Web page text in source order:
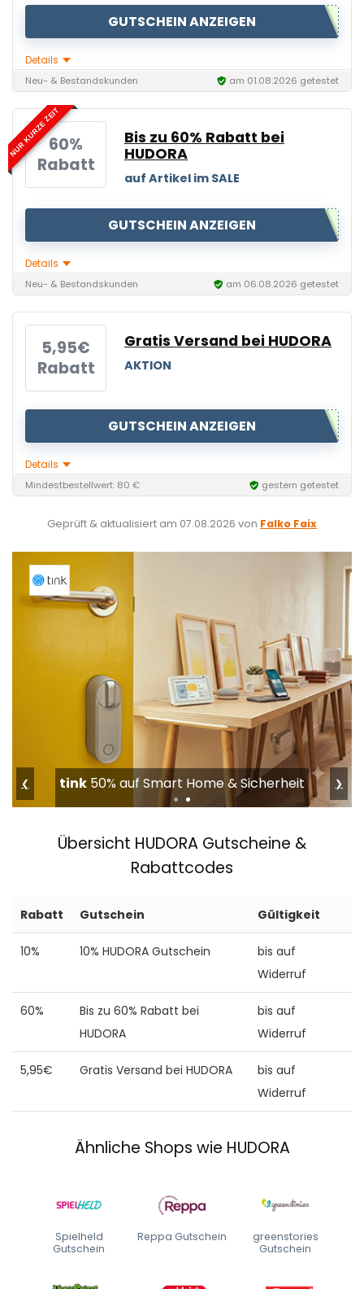
GUTSCHEIN ANZEIGEN
Details
Neu- & Bestandskunden am 01.08.2026 getestet
NUR KURZE ZEIT60%
Rabatt
Bis zu 60% Rabatt bei
HUDORA
auf Artikel im SALE
GUTSCHEIN ANZEIGEN
Details
Neu- & Bestandskunden am 06.08.2026 getestet
5,95€
Rabatt
Gratis Versand bei HUDORA
AKTION
GUTSCHEIN ANZEIGEN
Details
Mindestbestellwert: 80 € gestern getestet
Geprüft & aktualisiert am 07.08.2026 von Falko Faix
tink 50% auf Smart Home & Sicherheit
❮ ❯
Übersicht HUDORA Gutscheine &
Rabattcodes
Rabatt Gutschein Gültigkeit
10% 10% HUDORA Gutschein
bis auf
Widerruf
60%
Bis zu 60% Rabatt bei
HUDORA
bis auf
Widerruf
5,95€ Gratis Versand bei HUDORA
bis auf
Widerruf
Ähnliche Shops wie HUDORA
Spielheld
Gutschein
Reppa Gutschein
greenstories
Gutschein